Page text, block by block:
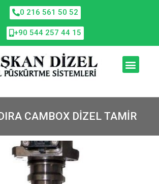
0 216 561 50 52
+90 544 257 44 15
CAMBOX DIZEL TAMIR